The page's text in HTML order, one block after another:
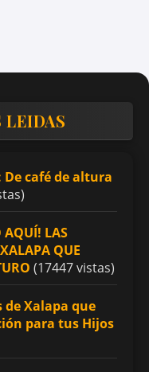
LEIDAS
De café de altura
AQUÍ! LAS
QUE
(17447 vistas)
de Xalapa que
para tus Hijos